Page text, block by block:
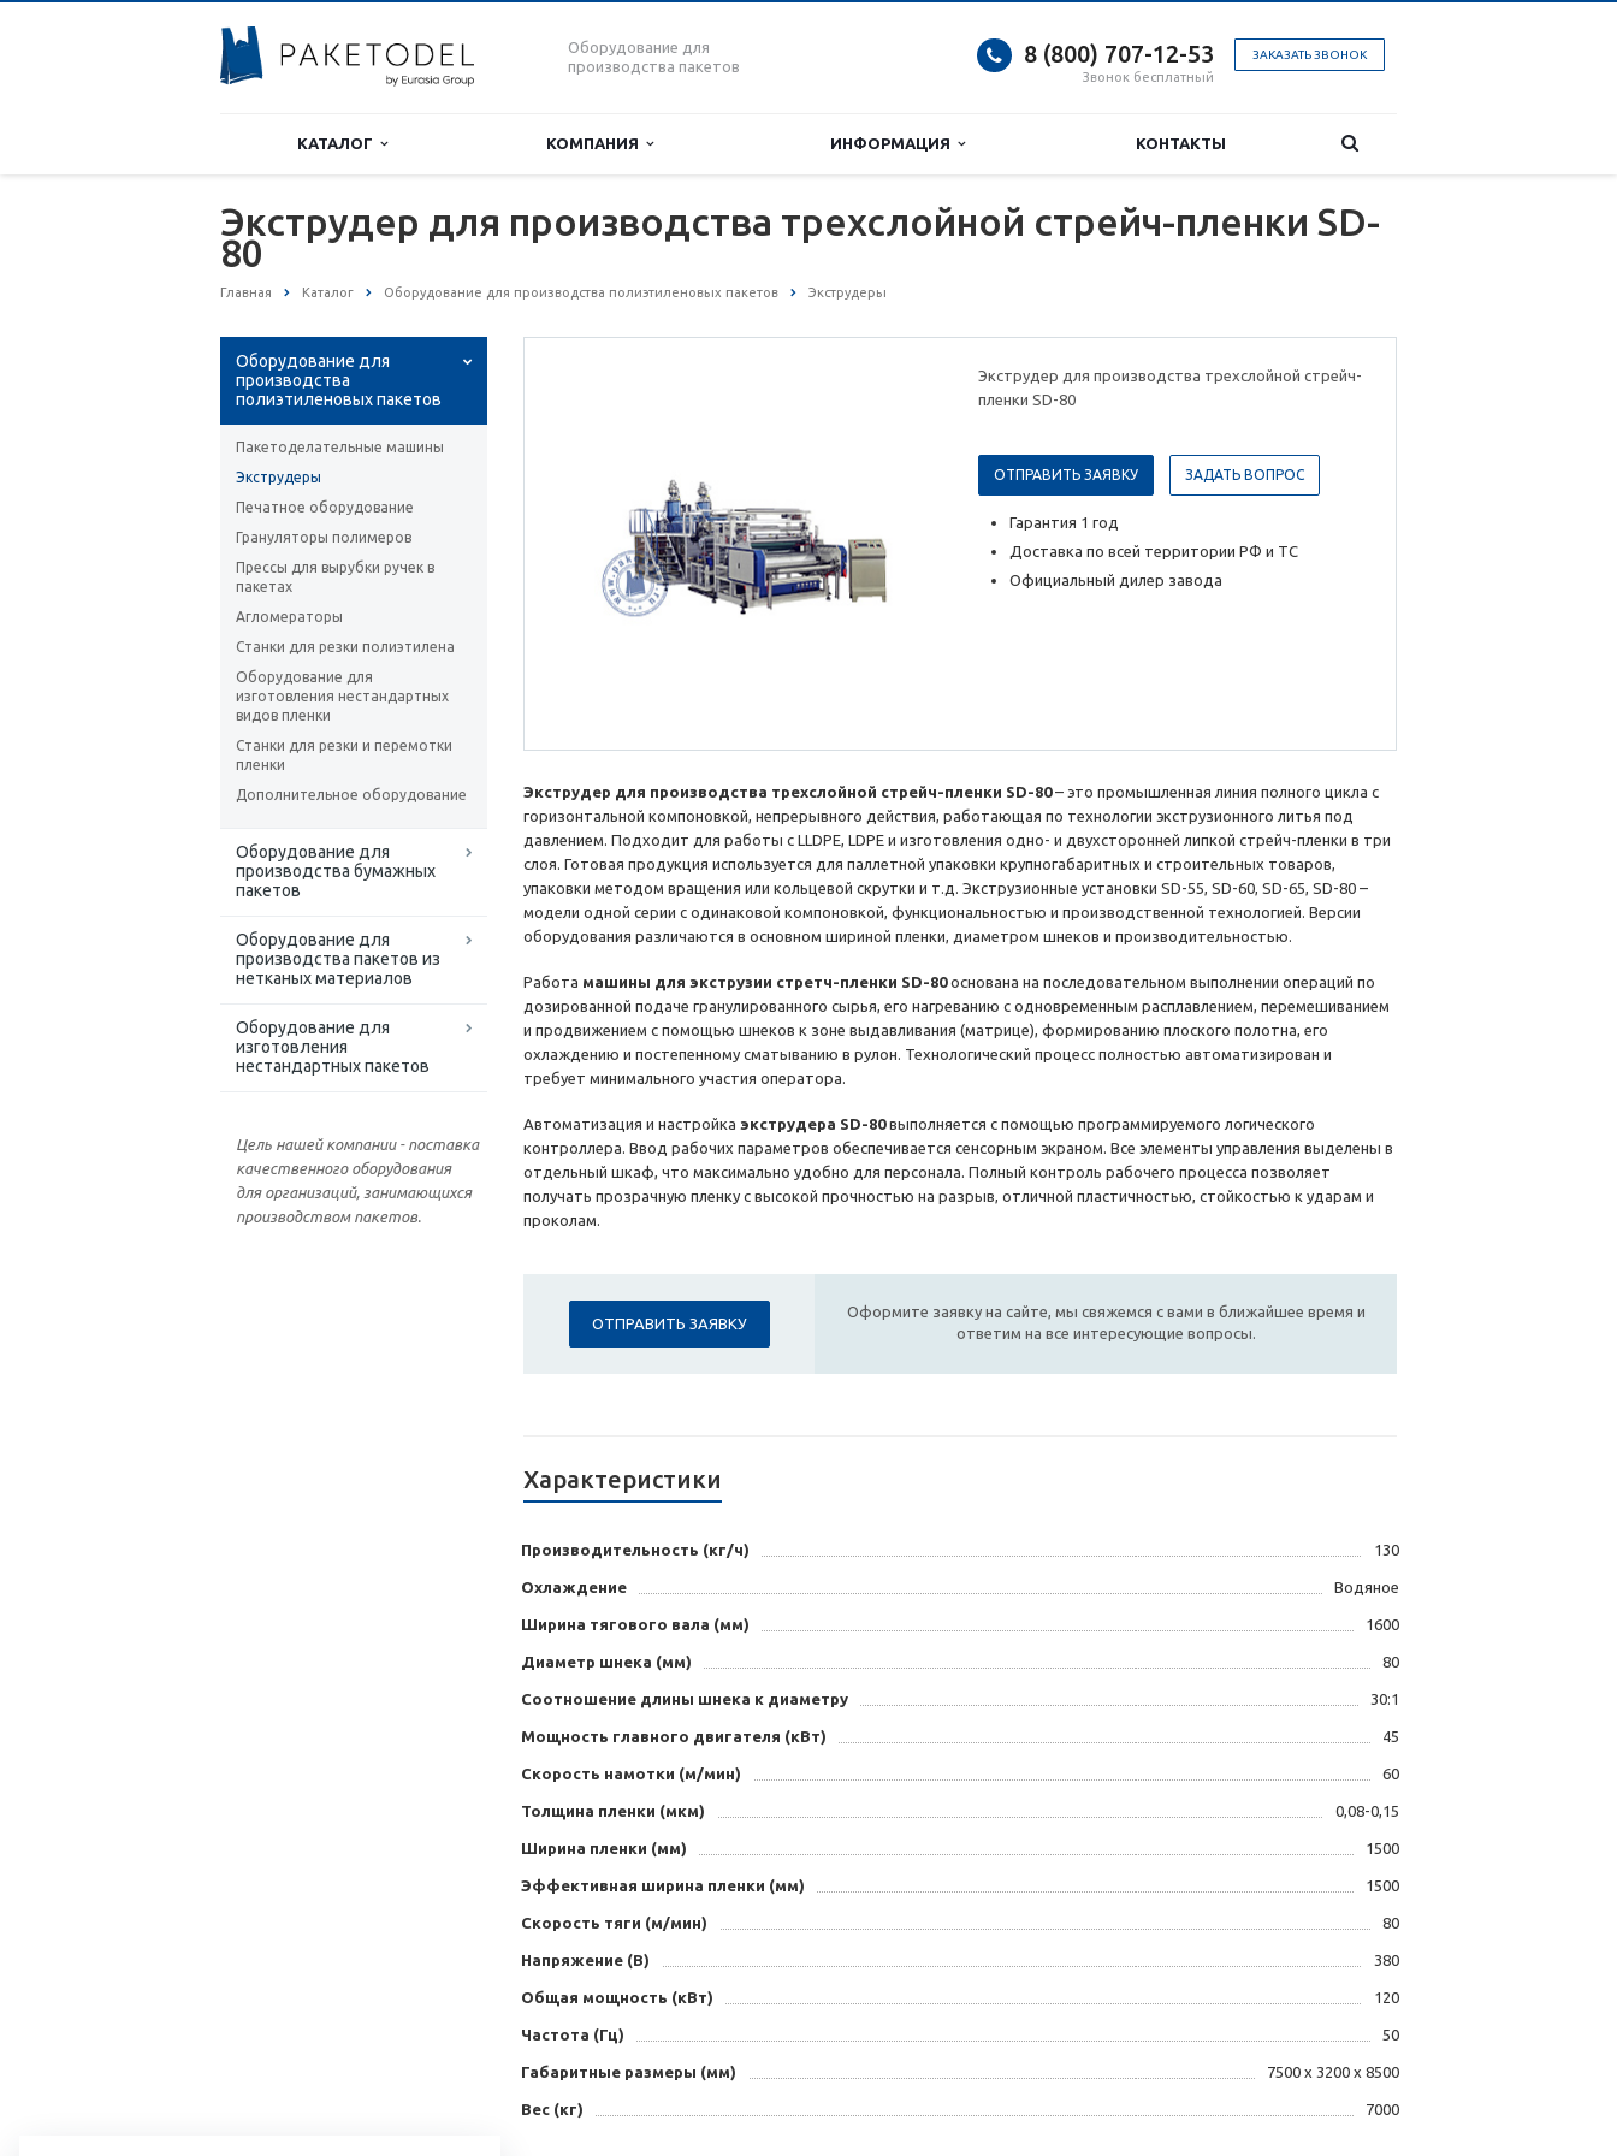
Оборудование для
производства пакетов
ЗАКАЗАТЬ ЗВОНОК
8 (800) 707-12-53
Звонок бесплатный
КАТАЛОГ КОМПАНИЯ ИНФОРМАЦИЯ КОНТАКТЫ
Экструдер для производства трехслойной стрейч-пленки SD-
80
Главная Каталог Оборудование для производства полиэтиленовых пакетов Экструдеры
Оборудование для
производства
полиэтиленовых пакетов
Пакетоделательные машины
Экструдеры
Печатное оборудование
Грануляторы полимеров
Прессы для вырубки ручек в
пакетах
Агломераторы
Станки для резки полиэтилена
Оборудование для
изготовления нестандартных
видов пленки
Станки для резки и перемотки
пленки
Дополнительное оборудование
Оборудование для
производства бумажных
пакетов
Оборудование для
производства пакетов из
нетканых материалов
Оборудование для
изготовления
нестандартных пакетов
Цель нашей компании - поставка
качественного оборудования
для организаций, занимающихся
производством пакетов.
Экструдер для производства трехслойной стрейч-
пленки SD-80
ОТПРАВИТЬ ЗАЯВКУ ЗАДАТЬ ВОПРОС
Гарантия 1 год
Доставка по всей территории РФ и ТС
Официальный дилер завода
Экструдер для производства трехслойной стрейч-пленки SD-80– это промышленная линия полного цикла с
горизонтальной компоновкой, непрерывного действия, работающая по технологии экструзионного литья под
давлением. Подходит для работы с LLDPE, LDPE и изготовления одно- и двухсторонней липкой стрейч-пленки в три
слоя. Готовая продукция используется для паллетной упаковки крупногабаритных и строительных товаров,
упаковки методом вращения или кольцевой скрутки и т.д. Экструзионные установки SD-55, SD-60, SD-65, SD-80 –
модели одной серии с одинаковой компоновкой, функциональностью и производственной технологией. Версии
оборудования различаются в основном шириной пленки, диаметром шнеков и производительностью.
Работа машины для экструзии стретч-пленки SD-80основана на последовательном выполнении операций по
дозированной подаче гранулированного сырья, его нагреванию с одновременным расплавлением, перемешиванием
и продвижением с помощью шнеков к зоне выдавливания (матрице), формированию плоского полотна, его
охлаждению и постепенному сматыванию в рулон. Технологический процесс полностью автоматизирован и
требует минимального участия оператора.
Автоматизация и настройка экструдера SD-80выполняется с помощью программируемого логического
контроллера. Ввод рабочих параметров обеспечивается сенсорным экраном. Все элементы управления выделены в
отдельный шкаф, что максимально удобно для персонала. Полный контроль рабочего процесса позволяет
получать прозрачную пленку с высокой прочностью на разрыв, отличной пластичностью, стойкостью к ударам и
проколам.
ОТПРАВИТЬ ЗАЯВКУ
Оформите заявку на сайте, мы свяжемся с вами в ближайшее время и
ответим на все интересующие вопросы.
Характеристики
Производительность (кг/ч) 130
Охлаждение Водяное
Ширина тягового вала (мм) 1600
Диаметр шнека (мм) 80
Соотношение длины шнека к диаметру 30:1
Мощность главного двигателя (кВт) 45
Скорость намотки (м/мин) 60
Толщина пленки (мкм) 0,08-0,15
Ширина пленки (мм) 1500
Эффективная ширина пленки (мм) 1500
Скорость тяги (м/мин) 80
Напряжение (B) 380
Общая мощность (кВт) 120
Частота (Гц) 50
Габаритные размеры (мм) 7500 х 3200 х 8500
Вес (кг) 7000